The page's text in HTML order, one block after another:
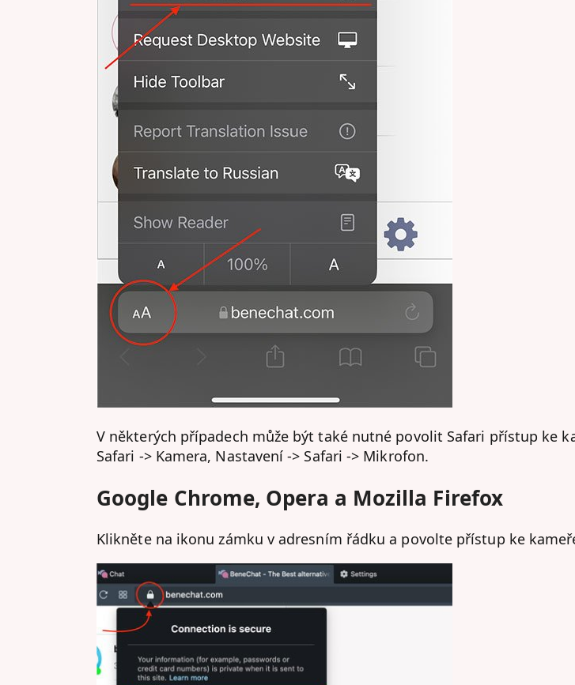
V některých případech může být také nutné povolit Safari přístup ke
Safari -> Kamera, Nastavení -> Safari -> Mikrofon.
Google Chrome, Opera a Mozilla Firefox
Klikněte na ikonu zámku v adresním řádku a povolte přístup ke